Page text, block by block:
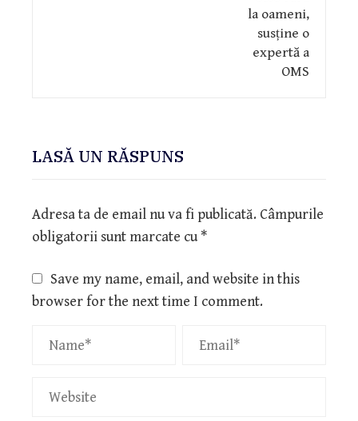
LASĂ UN RĂSPUNS
Adresa ta de email nu va fi publicată. Câmpurile
obligatorii sunt marcate cu*
Save my name, email, and website in this
browser for the next time I comment.